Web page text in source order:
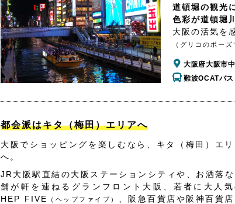
道頓堀の観光
色彩が道頓堀
大阪の活気を
（グリコのポー
大阪府大阪市
難波OCATバ
都会派はキタ（梅田）エリアへ
大阪でショッピングを楽しむなら、キタ（梅田）エリ
へ。
JR大阪駅直結の大阪ステーションシティや、お洒落な
舗が軒を連ねるグランフロント大阪、若者に大人気
HEP FIVE
（ヘップファイブ）
、阪急百貨店や阪神百貨店